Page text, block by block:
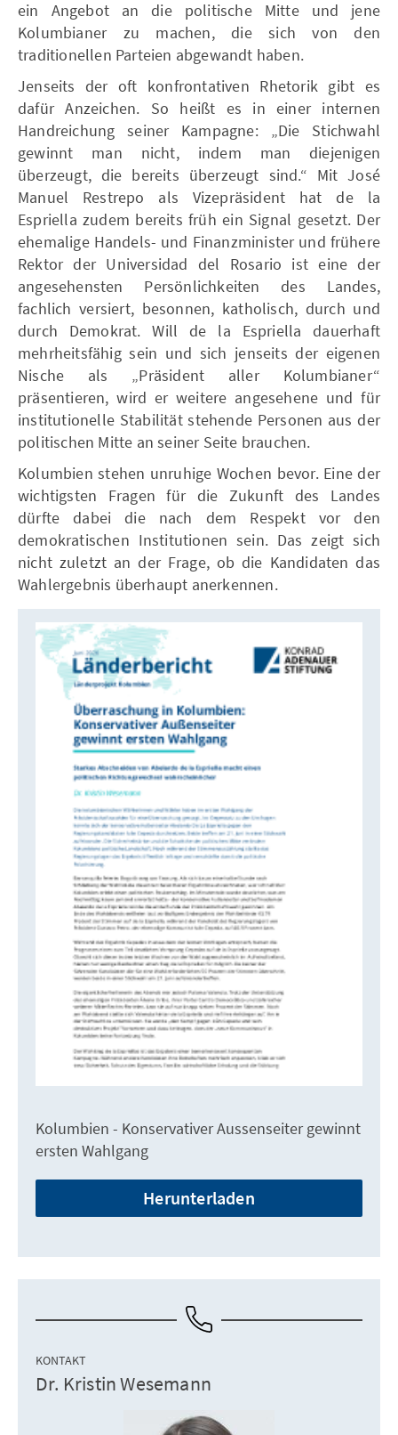
ein Angebot an die politische Mitte und jene
Kolumbianer zu machen, die sich von den
traditionellen Parteien abgewandt haben.
Jenseits der oft konfrontativen Rhetorik gibt es
dafür Anzeichen. So heißt es in einer internen
Handreichung seiner Kampagne: „Die Stichwahl
gewinnt man nicht, indem man diejenigen
überzeugt, die bereits überzeugt sind.“ Mit José
Manuel Restrepo als Vizepräsident hat de la
Espriella zudem bereits früh ein Signal gesetzt. Der
ehemalige Handels- und Finanzminister und frühere
Rektor der Universidad del Rosario ist eine der
angesehensten Persönlichkeiten des Landes,
fachlich versiert, besonnen, katholisch, durch und
durch Demokrat. Will de la Espriella dauerhaft
mehrheitsfähig sein und sich jenseits der eigenen
Nische als „Präsident aller Kolumbianer“
präsentieren, wird er weitere angesehene und für
institutionelle Stabilität stehende Personen aus der
politischen Mitte an seiner Seite brauchen.
Kolumbien stehen unruhige Wochen bevor. Eine der
wichtigsten Fragen für die Zukunft des Landes
dürfte dabei die nach dem Respekt vor den
demokratischen Institutionen sein. Das zeigt sich
nicht zuletzt an der Frage, ob die Kandidaten das
Wahlergebnis überhaupt anerkennen.
Kolumbien - Konservativer Aussenseiter gewinnt
ersten Wahlgang
Herunterladen
KONTAKT
Dr. Kristin Wesemann